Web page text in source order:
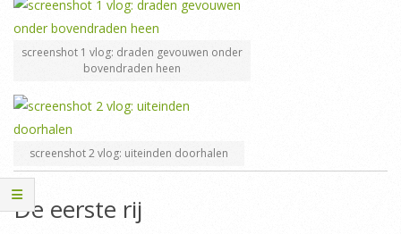
screenshot 1 vlog: draden gevouwen onder
bovendraden heen
screenshot 2 vlog: uiteinden doorhalen
De eerste rij